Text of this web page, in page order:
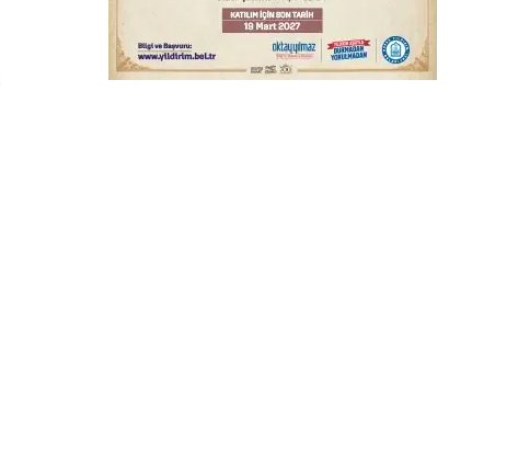
Bursa'da tavuk çiftliğinde yangın